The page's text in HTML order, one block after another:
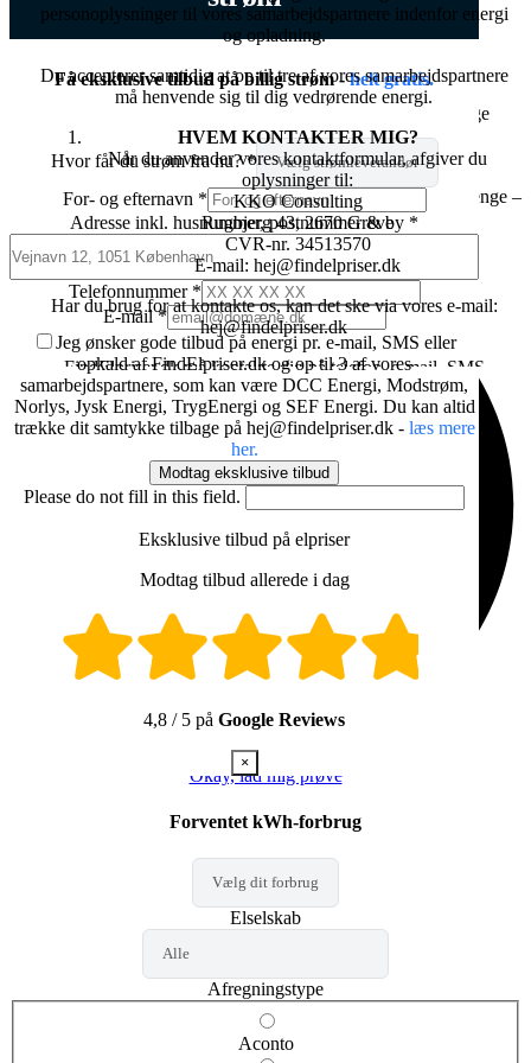
Elpriser time for time
Få eksklusive tilbud på elpriser
personoplysninger til vores samarbejdspartnere indenfor energi
og opladning.
Du accepterer samtidig at op til tre af vores samarbejdspartnere
må henvende sig til dig vedrørende energi.
HVEM KONTAKTER MIG?
Når du anvender vores kontaktformular, afgiver du
oplysninger til:
KKO Consulting
Rugbjerg 43, 2670 Greve
CVR-nr. 34513570
E-mail: hej@findelpriser.dk
Har du brug for at kontakte os, kan det ske via vores e-mail:
hej@findelpriser.dk
FindElpriser.dk må kontakte dig på telefon, e-mail, SMS
angående din igangværende forespørgsel og fremtidige
muligheder for at spare penge.
FindElpriser.dk kontakter dig indledningsvis med meddelelser
angående din igangværende forespørgsel, eller andre relevante
informationer i relation til din forespørgsel.
Du kan altid tilbagekalde dit samtykke ved at skrive til:
hej@findelpriser.dk
Derudover vil du blive kontaktet af op til tre af følgende
Norlys Energi A/S (CVR: 25118359)
Jeg giver samtykke til, at Norlys Energi A/S må
kontakte mig via telefonopkald, e-mail og sms/mms med
Samtidig giver jeg samtykke til behandling af min
Samtykket kan altid tilbagekaldes ved at kontakte os på
energi@norlys.dkeller ved at klikke på afmeldingslinket
Du kan læse i vorespersondatapolitik
JYSK ENERGI A/S (CVR: 21105848)
Jeg giver hermed mit samtykke til at modtage
markedsføring fra Jysk Energi A/S via e-mail, sms og
telefonopkald vedrørende gode tilbud på energi.
Samtidig giver jeg samtykke til behandling af min
persondata i den forbindelse.
Du kan til enhver tid trække dit samtykke tilbage ved at
kundeservice@jyskenergi.dk
klikke på afmeldingslinket i vores e-mails.
Få eksklusive tilbud på billig strøm -helt gratis.
Hvor får du strøm fra nu?*
For- og efternavn *
Adresse inkl. husnummer, postnummer & by *
Telefonnummer *
E-mail*
Jeg ønsker gode tilbud på energi pr. e-mail, SMS eller
opkald af FindElpriser.dk og op til 3 af vores
samarbejdspartnere, som kan være DCC Energi, Modstrøm,
Norlys, Jysk Energi, TrygEnergi og SEF Energi. Du kan altid
trække dit samtykke tilbage på hej@findelpriser.dk - læs mere
her.
Modtag eksklusive tilbud
Please do not fill in this field.
Eksklusive tilbud på elpriser
Modtag tilbud allerede i dag
4,8 / 5 på Google Reviews
×
årligt!
Er du sikker på du har den billigste elaftale?
Vi hjælper dig med at indhente 3 eksklusive tilbud på billige
elaftaler,
som du ikke selv ville kunne opnå.
Det koster dig intet at prøve, men kan muligvis spare mange penge –
hvert år.
Okay, lad mig prøve
Forventet kWh-forbrug
Elselskab
Afregningstype
Aconto